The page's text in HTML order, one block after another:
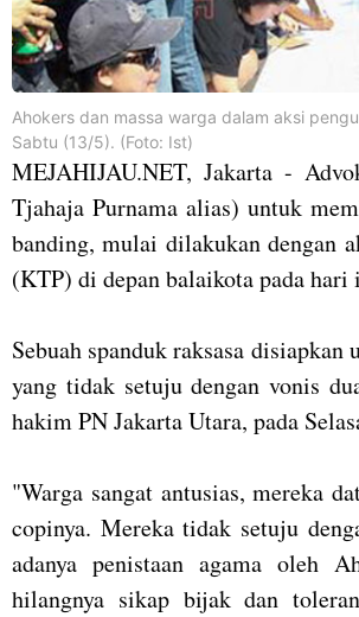
Ahokers dan massa warga dalam aksi
Sabtu (13/5). (Foto: Ist)
MEJAHIJAU.NET, Jakarta -
Tjahaja Purnama alias) untuk
banding, mulai dilakukan dengan
(KTP) di depan balaikota pada
Sebuah spanduk raksasa
yang tidak setuju dengan vonis
hakim PN Jakarta Utara, pada
"Warga sangat antusias, mereka
copinya. Mereka tidak setuju
adanya penistaan agama oleh
hilangnya sikap bijak dan